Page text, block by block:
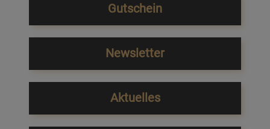
Gutschein
Newsletter
Aktuelles